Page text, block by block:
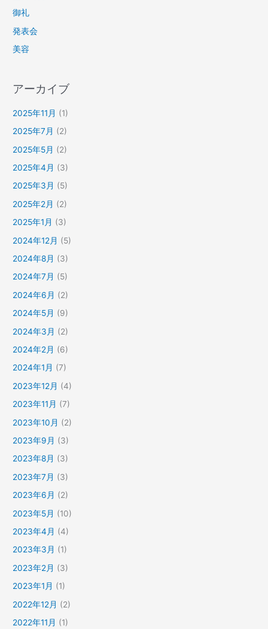
御礼
発表会
美容
アーカイブ
2025年11月 (1)
2025年7月 (2)
2025年5月 (2)
2025年4月 (3)
2025年3月 (5)
2025年2月 (2)
2025年1月 (3)
2024年12月 (5)
2024年8月 (3)
2024年7月 (5)
2024年6月 (2)
2024年5月 (9)
2024年3月 (2)
2024年2月 (6)
2024年1月 (7)
2023年12月 (4)
2023年11月 (7)
2023年10月 (2)
2023年9月 (3)
2023年8月 (3)
2023年7月 (3)
2023年6月 (2)
2023年5月 (10)
2023年4月 (4)
2023年3月 (1)
2023年2月 (3)
2023年1月 (1)
2022年12月 (2)
2022年11月 (1)